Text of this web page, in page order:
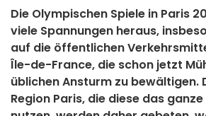
Die Olympischen Spiele in Paris
viele Spannungen heraus,
auf die öffentlichen
Île-de-France, die schon jetzt
üblichen Ansturm zu bewältigen.
Region Paris, die diese das